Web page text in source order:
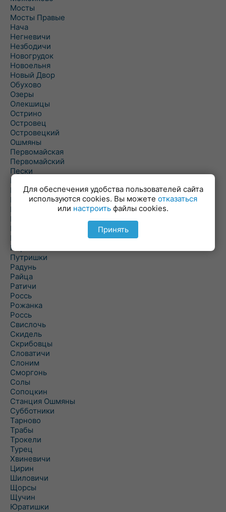
Мосты
Мосты Правые
Нача
Негневичи
Незбодичи
Новогрудок
Новоельня
Новый Двор
Обухово
Озеры
Олекшицы
Острино
Островец
Островецкий
Ошмяны
Первомайская
Первомайский
Пески
Петревичи
Погородно
Пограничный
Подлабенье
Подольцы
Подороск
Поречье
Порозово
Путришки
Радунь
Райца
Ратичи
Роcсь
Рожанка
Россь
Свислочь
Скидель
Скрибовцы
Словатичи
Слоним
Сморгонь
Солы
Сопоцкин
Станция Ошмяны
Субботники
Тарново
Трабы
Трокели
Турец
Хвиневичи
Цирин
Шиловичи
Щорсы
Щучин
Юратишки
Для обеспечения удобства пользователей сайта
используются cookies. Вы можете отказаться
или настроить файлы cookies.
Принять